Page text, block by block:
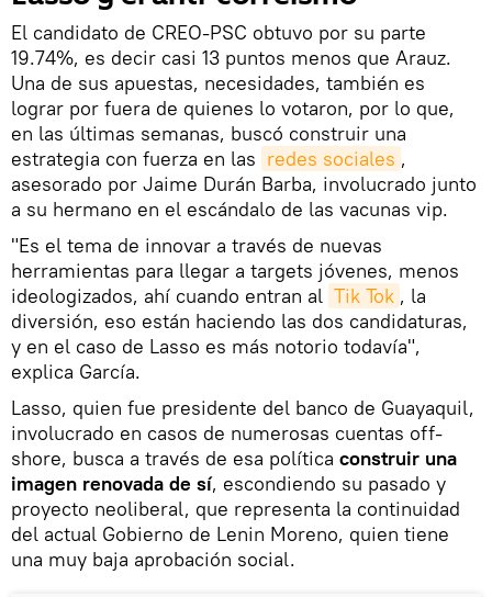
El candidato de CREO-PSC obtuvo por su parte
19.74%, es decir casi 13 puntos menos que Arauz.
Una de sus apuestas, necesidades, también es
lograr por fuera de quienes lo votaron, por lo que,
en las últimas semanas, buscó construir una
estrategia con fuerza en las redes sociales ,
asesorado por Jaime Durán Barba, involucrado junto
a su hermano en el escándalo de las vacunas vip.
"Es el tema de innovar a través de nuevas
herramientas para llegar a targets jóvenes, menos
ideologizados, ahí cuando entran al Tik Tok , la
diversión, eso están haciendo las dos candidaturas,
y en el caso de Lasso es más notorio todavía",
explica García.
Lasso, quien fue presidente del banco de Guayaquil,
involucrado en casos de numerosas cuentas off-
shore, busca a través de esa política construir una
imagen renovada de sí, escondiendo su pasado y
proyecto neoliberal, que representa la continuidad
del actual Gobierno de Lenin Moreno, quien tiene
una muy baja aprobación social.